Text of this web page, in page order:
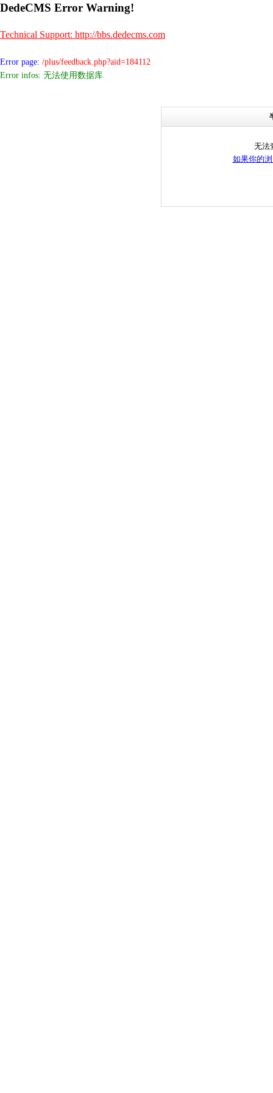
DedeCMS Error Warning!
Technical Support: http://bbs.dedecms.com
Error page: /plus/feedback.php?aid=184112
Error infos: 无法使用数据库
无法
如果你的